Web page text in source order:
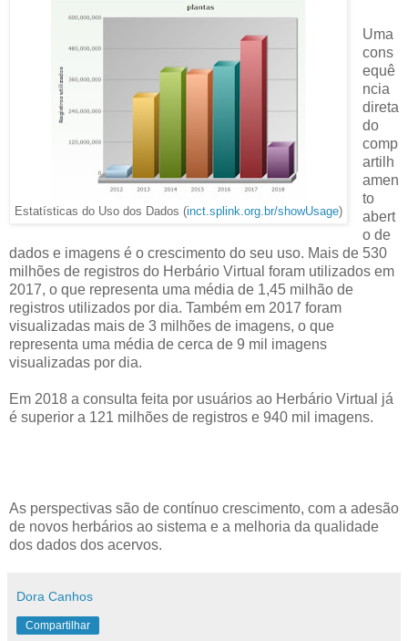
Estatísticas do Uso dos Dados (inct.splink.org.br/showUsage)
Uma
cons
equê
ncia
direta
do
comp
artilh
amen
to
abert
o de
dados e imagens é o crescimento do seu uso. Mais de 530
milhões de registros do Herbário Virtual foram utilizados em
2017, o que representa uma média de 1,45 milhão de
registros utilizados por dia. Também em 2017 foram
visualizadas mais de 3 milhões de imagens, o que
representa uma média de cerca de 9 mil imagens
visualizadas por dia.
Em 2018 a consulta feita por usuários ao Herbário Virtual já
é superior a 121 milhões de registros e 940 mil imagens.
As perspectivas são de contínuo crescimento, com a adesão
de novos herbários ao sistema e a melhoria da qualidade
dos dados dos acervos.
Dora Canhos
Compartilhar